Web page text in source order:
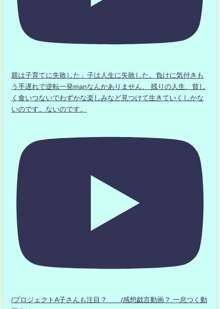
親は子育てに失敗した」子は人生に失敗した。負けに気付きも
う手遅れで逆転一発manなんかありません、 残りの人生、貧し
く食いつないでわずかな楽しみなど見つけて生きていくしかな
いのです。ないのです。
/プロジェクトA子さんも注目？ /感想戯言動画？.一息つく動